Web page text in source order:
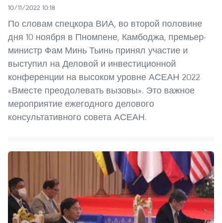
10/11/2022 10:18
По словам спецкора ВИА, во второй половине
дня 10 ноября в Пномпене, Камбоджа, премьер-
министр Фам Минь Тьинь принял участие и
выступил на Деловой и инвестиционной
конференции на высоком уровне АСЕАН 2022
«Вместе преодолевать вызовы». Это важное
мероприятие ежегодного делового
консультативного совета АСЕАН.